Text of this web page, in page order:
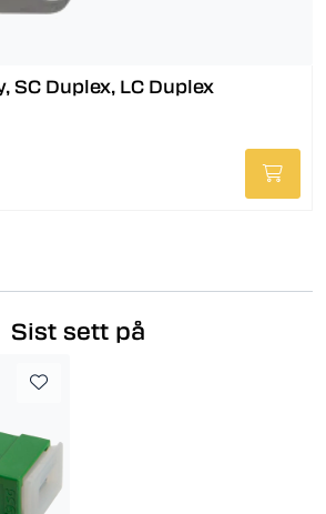
Duplex, LC Duplex
Sist sett på